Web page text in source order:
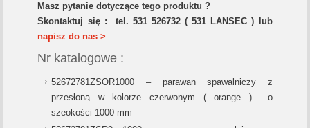
Masz pytanie dotyczące tego produktu ?
Skontaktuj się : tel. 531 526732 (531 LANSEC ) lub
napisz do nas >
Nr katalogowe :
52672781ZSOR1000 – parawan spawalniczy z
przesłoną w kolorze czerwonym ( orange ) o
szeokości 1000 mm